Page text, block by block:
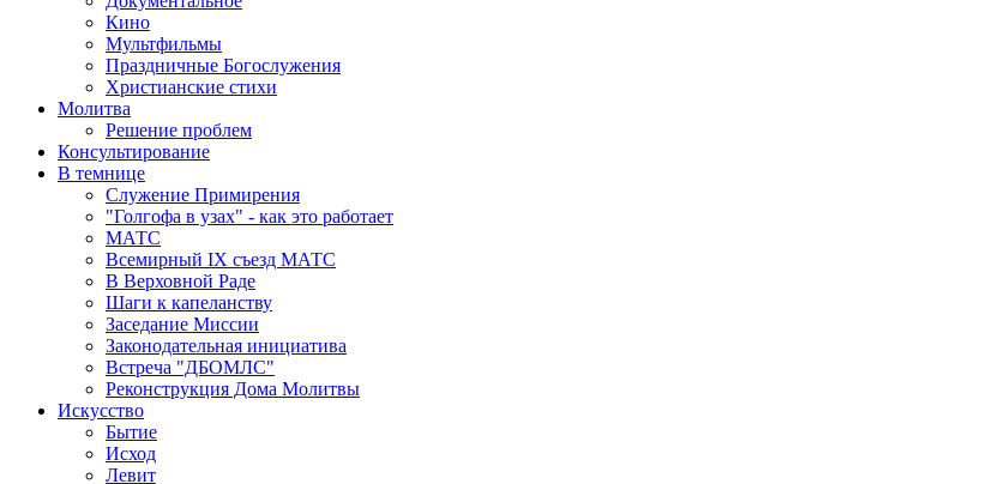
Кино
Мультфильмы
Праздничные Богослужения
Христианские стихи
Молитва
Решение проблем
Консультирование
В темнице
Служение Примирения
"Голгофа в узах" - как это работает
МАТС
Всемирный IX съезд МАТС
В Верховной Раде
Шаги к капеланству
Заседание Миссии
Законодательная инициатива
Встреча "ДБОМЛС"
Реконструкция Дома Молитвы
Искусство
Бытие
Исход
Левит